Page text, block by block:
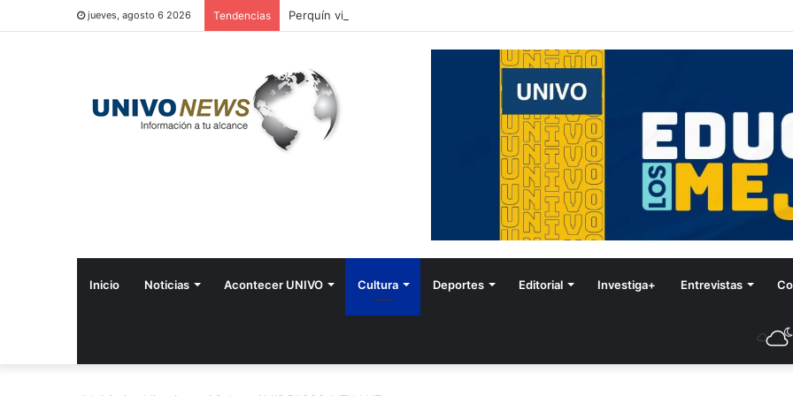
jueves, agosto 6 2026 Tendencias Perquín vivió su Festival de Invierno
Inicio Noticias Acontecer UNIVO Cultura Deportes Editorial Investiga+ Entrevistas